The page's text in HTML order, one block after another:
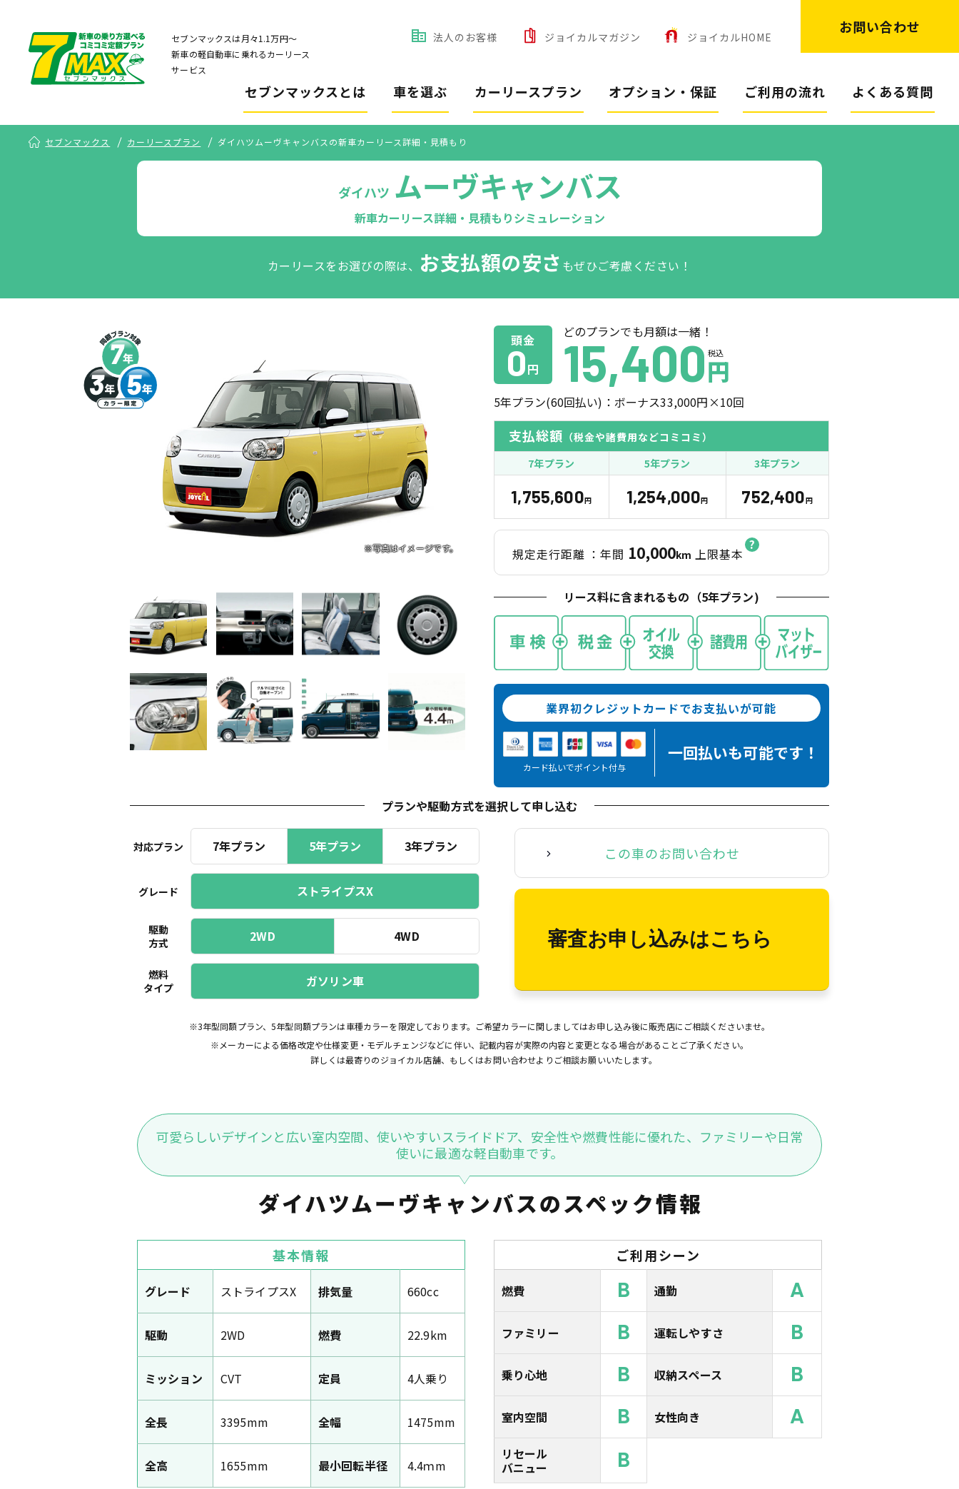
セブンマックスは月々1.1万円〜
新車の軽自動車に乗れるカーリース
サービス
法人のお客様 ジョイカルマガジン ジョイカルHOME
お問い合わせ
セブンマックスとは 車を選ぶ カーリースプラン オプション・保証 ご利用の流れ よくある質問
セブンマックス カーリースプラン ダイハツムーヴキャンバスの新車カーリース詳細・見積もり
ダイハツ ムーヴキャンバス
新車カーリース詳細・見積もりシミュレーション
カーリースをお選びの際は、 お支払額の安さ もぜひご考慮ください！
頭金
0円
どのプランでも月額は一緒！
15,400 税込
円
5年プラン(60回払い)：ボーナス33,000円×10回
支払総額 （税金や諸費用などコミコミ）
7年プラン
5年プラン 3年プラン
1,755,600円 1,254,000円 752,400円
規定走行距離 ：年間 10,000km 上限基本
リース料に含まれるもの（5年プラン)
業界初クレジットカードでお支払いが可能
カード払いでポイント付与
一回払いも可能です！
プランや駆動方式を選択して申し込む
対応プラン 7年プラン 5年プラン 3年プラン
グレード ストライプスX
駆動
方式
2WD 4WD
燃料
タイプ
ガソリン車
この車のお問い合わせ
審査お申し込みはこちら
※3年型同額プラン、5年型同額プランは車種カラーを限定しております。ご希望カラーに関しましてはお申し込み後に販売店にご相談くださいませ。
※メーカーによる価格改定や仕様変更・モデルチェンジなどに伴い、記載内容が実際の内容と変更となる場合があることご了承ください。
詳しくは最寄りのジョイカル店舗、もしくはお問い合わせよりご相談お願いいたします。
可愛らしいデザインと広い室内空間、使いやすいスライドドア、安全性や燃費性能に優れた、ファミリーや日常
使いに最適な軽自動車です。
ダイハツムーヴキャンバスのスペック情報
基本情報
グレード ストライプスX 排気量 660cc
駆動 2WD 燃費 22.9km
ミッション CVT 定員 4人乗り
全長 3395mm 全幅 1475mm
全高 1655mm 最小回転半径 4.4ｍm
ご利用シーン
燃費 B 通勤 A
ファミリー B 運転しやすさ B
乗り心地 B 収納スペース B
室内空間 B 女性向き A
リセール
バニュー
B